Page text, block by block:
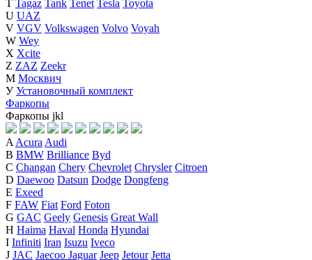
T Tagaz Tank Tenet Tesla Toyota
U UAZ
V VGV Volkswagen Volvo Voyah
W Wey
X Xcite
Z ZAZ Zeekr
М Москвич
У Установочный комплект
Фаркопы
Фаркопы jkl
A Acura Audi
B BMW Brilliance Byd
C Changan Chery Chevrolet Chrysler Citroen
D Daewoo Datsun Dodge Dongfeng
E Exeed
F FAW Fiat Ford Foton
G GAC Geely Genesis Great Wall
H Haima Haval Honda Hyundai
I Infiniti Iran Isuzu Iveco
J JAC Jaecoo Jaguar Jeep Jetour Jetta